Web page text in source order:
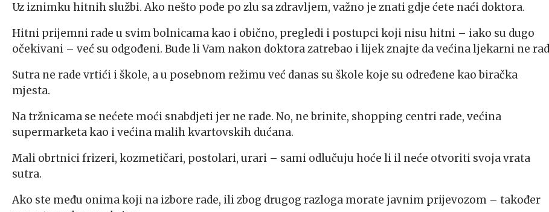
Uz iznimku hitnih službi. Ako nešto pođe po zlu sa zdravljem, važno je znati gdje ćete naći doktora.
Hitni prijemni rade u svim bolnicama kao i obično, pregledi i postupci koji nisu hitni – iako su dugo
očekivani – već su odgođeni. Bude li Vam nakon doktora zatrebao i lijek znajte da većina ljekarni ne
Sutra ne rade vrtići i škole, a u posebnom režimu već danas su škole koje su određene kao biračka
mjesta.
Na tržnicama se nećete moći snabdjeti jer ne rade. No, ne brinite, shopping centri rade, većina
supermarketa kao i većina malih kvartovskih dućana.
Mali obrtnici frizeri, kozmetičari, postolari, urari – sami odlučuju hoće li il neće otvoriti svoja vrata
sutra.
Ako ste među onima koji na izbore rade, ili zbog drugog razloga morate javnim prijevozom – također